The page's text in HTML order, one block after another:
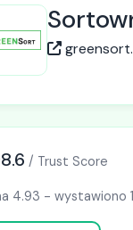
/ Trust Score
4.93 - wystawiono